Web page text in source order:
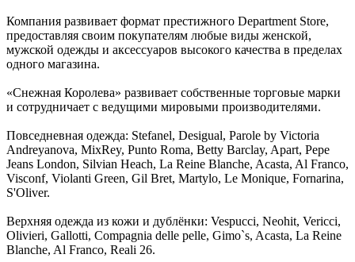
Компания развивает формат престижного Department Store,
предоставляя своим покупателям любые виды женской,
мужской одежды и аксессуаров высокого качества в пределах
одного магазина.
«Снежная Королева» развивает собственные торговые марки
и сотрудничает с ведущими мировыми производителями.
Повседневная одежда: Stefanel, Desigual, Parole by Victoria
Andreyanova, MixRey, Punto Roma, Betty Barclay, Apart, Pepe
Jeans London, Silvian Heach, La Reine Blanche, Acasta, Al Franco,
Visconf, Violanti Green, Gil Bret, Martylo, Le Monique, Fornarina,
S'Oliver.
Верхняя одежда из кожи и дублёнки: Vespucci, Neohit, Vericci,
Olivieri, Gallotti, Compagnia delle pelle, Gimo`s, Acasta, La Reine
Blanche, Al Franco, Reali 26.